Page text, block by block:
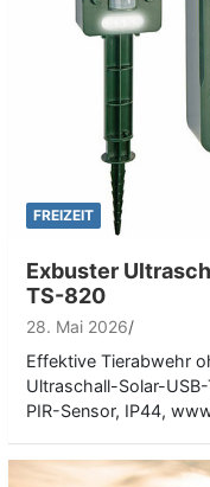
FREIZEIT
Exbuster
TS-820
28. Mai 2026
Effektive Tierabwehr
Ultraschall-Solar-
PIR-Sensor, IP44,